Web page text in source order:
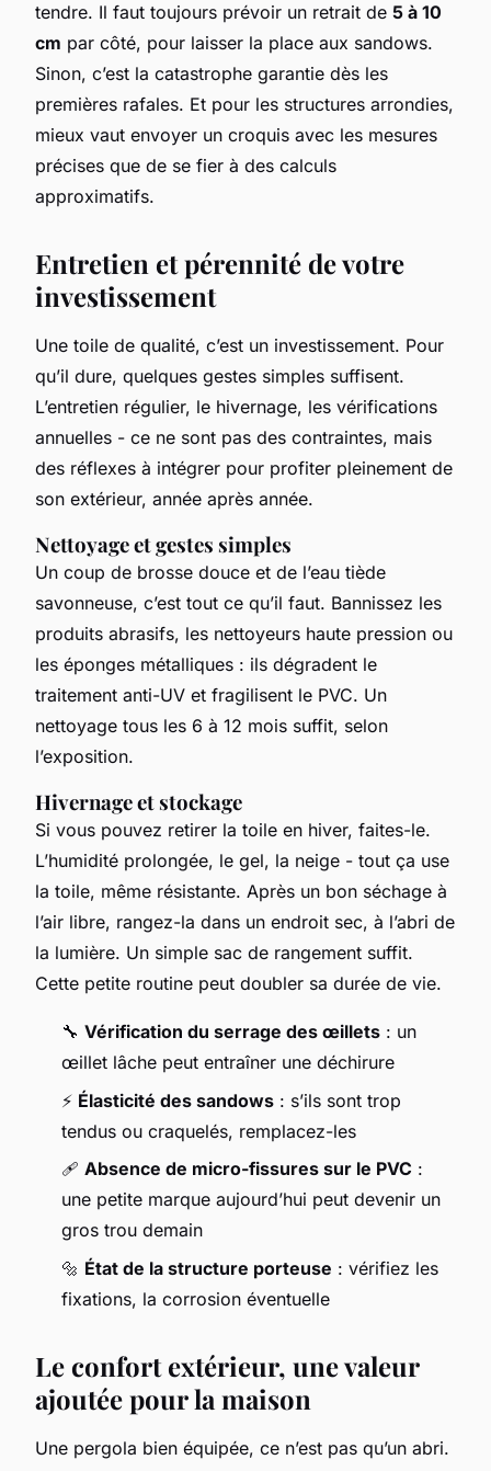
tendre. Il faut toujours prévoir un retrait de 5 à 10
cm par côté, pour laisser la place aux sandows.
Sinon, c’est la catastrophe garantie dès les
premières rafales. Et pour les structures arrondies,
mieux vaut envoyer un croquis avec les mesures
précises que de se fier à des calculs
approximatifs.
Entretien et pérennité de votre
investissement
Une toile de qualité, c’est un investissement. Pour
qu’il dure, quelques gestes simples suffisent.
L’entretien régulier, le hivernage, les vérifications
annuelles - ce ne sont pas des contraintes, mais
des réflexes à intégrer pour profiter pleinement de
son extérieur, année après année.
Nettoyage et gestes simples
Un coup de brosse douce et de l’eau tiède
savonneuse, c’est tout ce qu’il faut. Bannissez les
produits abrasifs, les nettoyeurs haute pression ou
les éponges métalliques : ils dégradent le
traitement anti-UV et fragilisent le PVC. Un
nettoyage tous les 6 à 12 mois suffit, selon
l’exposition.
Hivernage et stockage
Si vous pouvez retirer la toile en hiver, faites-le.
L’humidité prolongée, le gel, la neige - tout ça use
la toile, même résistante. Après un bon séchage à
l’air libre, rangez-la dans un endroit sec, à l’abri de
la lumière. Un simple sac de rangement suffit.
Cette petite routine peut doubler sa durée de vie.
🔧 Vérification du serrage des œillets : un
œillet lâche peut entraîner une déchirure
⚡ Élasticité des sandows : s’ils sont trop
tendus ou craquelés, remplacez-les
🩹 Absence de micro-fissures sur le PVC :
une petite marque aujourd’hui peut devenir un
gros trou demain
🔩 État de la structure porteuse : vérifiez les
fixations, la corrosion éventuelle
Le confort extérieur, une valeur
ajoutée pour la maison
Une pergola bien équipée, ce n’est pas qu’un abri.